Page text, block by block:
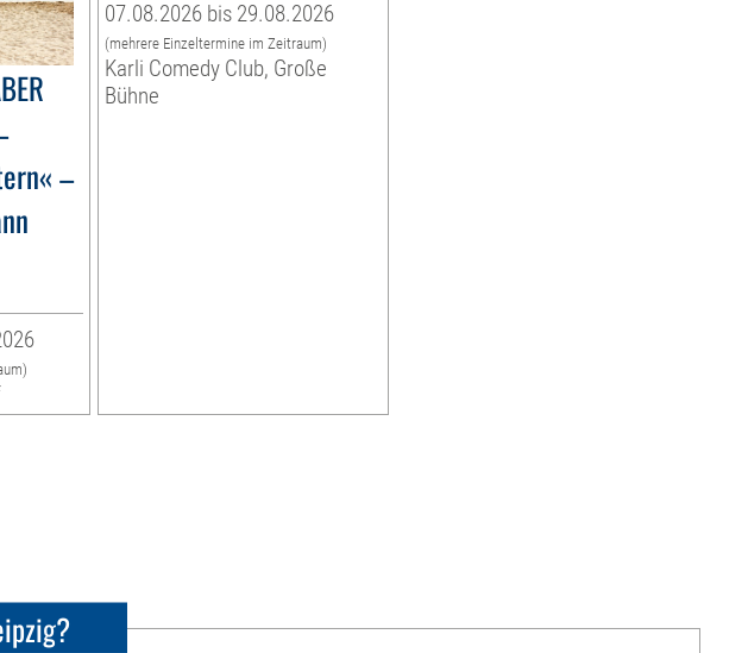
–
07.08.2026 bis 29.08.2026
(mehrere Einzeltermine im Zeitraum)
Karli Comedy Club, Große
Bühne